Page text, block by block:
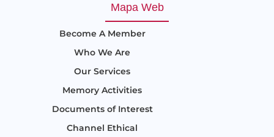
Mapa Web
Become A Member
Who We Are
Our Services
Memory Activities
Documents of Interest
Channel Ethical